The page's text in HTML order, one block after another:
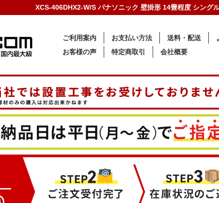
XCS-406DHX2-W/S パナソニック 壁掛形 14畳程度 シング
ご利用案内 お支払い方法 送料・配送
お客様の声
特定商取引 会社概要